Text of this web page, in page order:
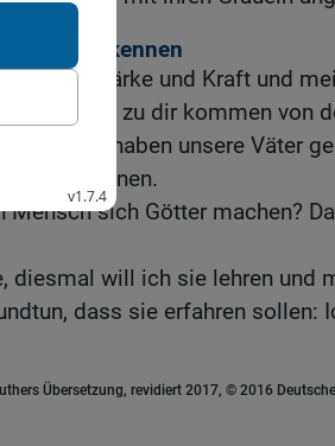
Gott erkennen
meine Stärke und Kraft und
werden zu dir kommen von
Nur Lüge haben unsere Väter
helfen können.
Mensch sich Götter machen?
diesmal will ich sie lehren und
dass sie erfahren sollen:
Übersetzung, revidiert 2017, © 2016